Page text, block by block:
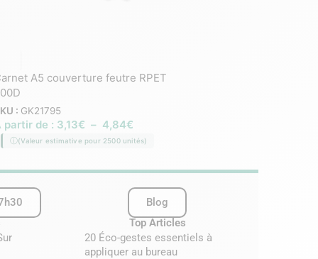
A5 couverture feutre RPET
: GK21795
partir de : 3,13€ – 4,84€
(Valeur estimative pour 2500 unités)
Blog
Top Articles
20 Éco-gestes essentiels à
appliquer au bureau